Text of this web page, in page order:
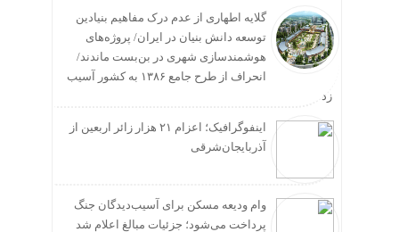
گلایه اطهاری از عدم درک مفاهیم بنیادین
توسعه دانش بنیان در ایران/ پروژه‌های
هوشمندسازی شهری در بن‌بست ماندند/
انحراف از طرح جامع ۱۳۸۶ به کشور آسیب
زد
اینفوگرافیک؛ اعزام ۲۱ هزار زائر اربعین از
آذربایجان‌شرقی
وام ودیعه مسکن برای آسیب‌دیدگان جنگ
پرداخت می‌شود؛ جزئیات مبالغ اعلام شد